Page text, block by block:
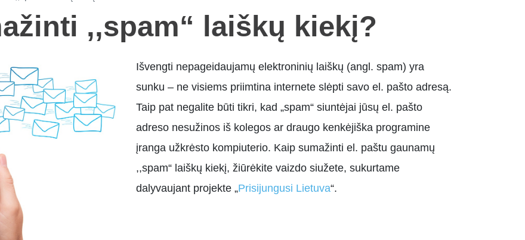
,,spam“ laiškų kiekį?
Išvengti nepageidaujamų elektroninių laiškų (angl. spam) yra
sunku – ne visiems priimtina internete slėpti savo el. pašto adresą.
Taip pat negalite būti tikri, kad „spam“ siuntėjai jūsų el. pašto
adreso nesužinos iš kolegos ar draugo kenkėjiška programine
įranga užkrėsto kompiuterio. Kaip sumažinti el. paštu gaunamų
,,spam“ laiškų kiekį, žiūrėkite vaizdo siužete, sukurtame
dalyvaujant projekte „Prisijungusi Lietuva“.